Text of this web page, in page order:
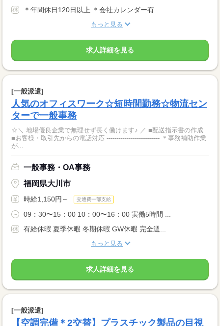
＊年間休日120日以上 ＊会社カレンダー有 ...
もっと見る
求人詳細を見る
[一般派遣]
人気のオフィスワーク☆短時間勤務☆物流セン
ターで一般事務
☆＼ 地場優良企業で無理せず長く働けます♪ ／ ■配送指示書の作成
■お客様・取引先からの電話対応 --------------------------- ＊事務補助作業
が...
一般事務・OA事務
福岡県大川市
時給1,150円～ 交通費一部支給
09：30〜15：00 10：00〜16：00 実働5時間 ...
有給休暇 夏季休暇 冬期休暇 GW休暇 完全週...
もっと見る
求人詳細を見る
[一般派遣]
【空調完備＊2交替】プラスチック製品の目視